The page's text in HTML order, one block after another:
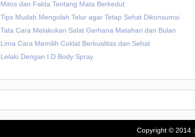
Mitos dan Fakta Tentang Mata Berkedut
Tips Mudah Mengolah Telur agar Tetap Sehat Dikonsumsi
Tata Cara Melakukan Salat Gerhana Matahari dan Bulan
Lima Cara Memilih Coklat Berkualitas dan Sehat
Lelaki Dengan I.D Body Spray
Copyright © 2014 :